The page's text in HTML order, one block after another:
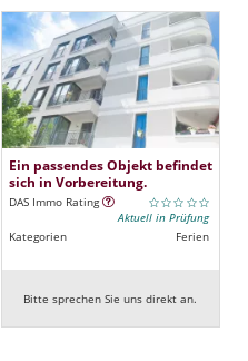
Ein passendes Objekt befindet
sich in Vorbereitung.
DAS Immo Rating
Aktuell in Prüfung
Kategorien
Ferien
Bitte sprechen Sie uns direkt an.